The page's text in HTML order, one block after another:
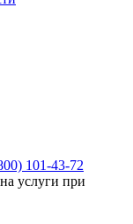
101-43-72
услуги при